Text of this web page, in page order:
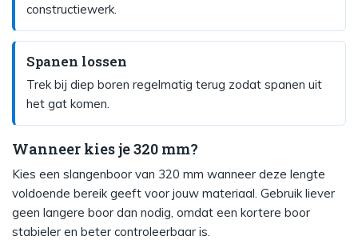
constructiewerk.
Spanen lossen
Trek bij diep boren regelmatig terug zodat spanen uit
het gat komen.
Wanneer kies je 320 mm?
Kies een slangenboor van 320 mm wanneer deze lengte
voldoende bereik geeft voor jouw materiaal. Gebruik liever
geen langere boor dan nodig, omdat een kortere boor
stabieler en beter controleerbaar is.